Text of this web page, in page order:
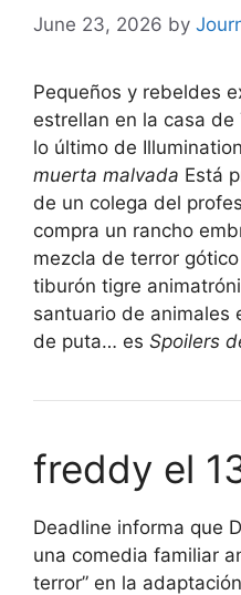
June 23, 2026 by
Pequeños y rebeldes
estrellan en la casa
lo último de Illumination
muerta malvada Está
de un colega del
compra un rancho
mezcla de terror
tiburón tigre
santuario de animales
de puta… es Spoilers
freddy el
Deadline informa que
una comedia familiar
terror” en la